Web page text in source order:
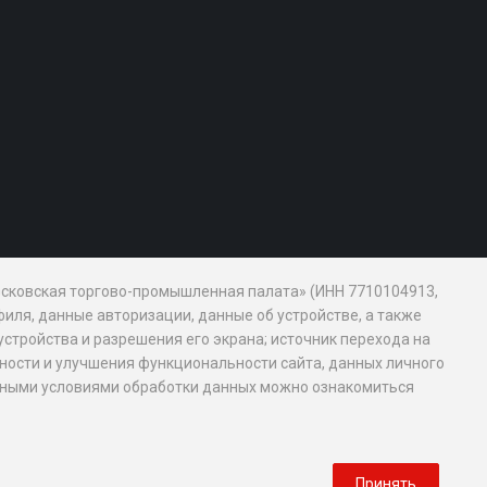
торгово-промышленная палата» (ИНН 7710104913,
данные авторизации, данные об устройстве, а также
и разрешения его экрана; источник перехода на
и улучшения функциональности сайта, данных личного
условиями обработки данных можно ознакомиться